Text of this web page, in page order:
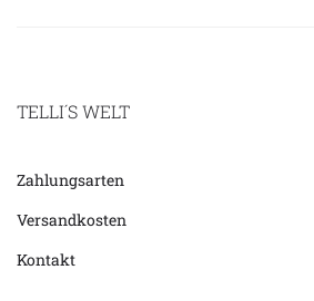
TELLI´S WELT
Zahlungsarten
Versandkosten
Kontakt